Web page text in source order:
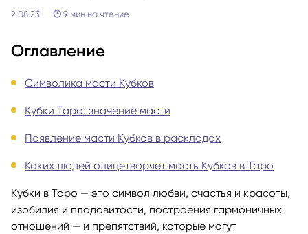
2.08.23 9 мин на чтение
Оглавление
Символика масти Кубков
Кубки Таро: значение масти
Появление масти Кубков в раскладах
Каких людей олицетворяет масть Кубков в Таро
Кубки в Таро — это символ любви, счастья и красоты,
изобилия и плодовитости, построения гармоничных
отношений — и препятствий, которые могут